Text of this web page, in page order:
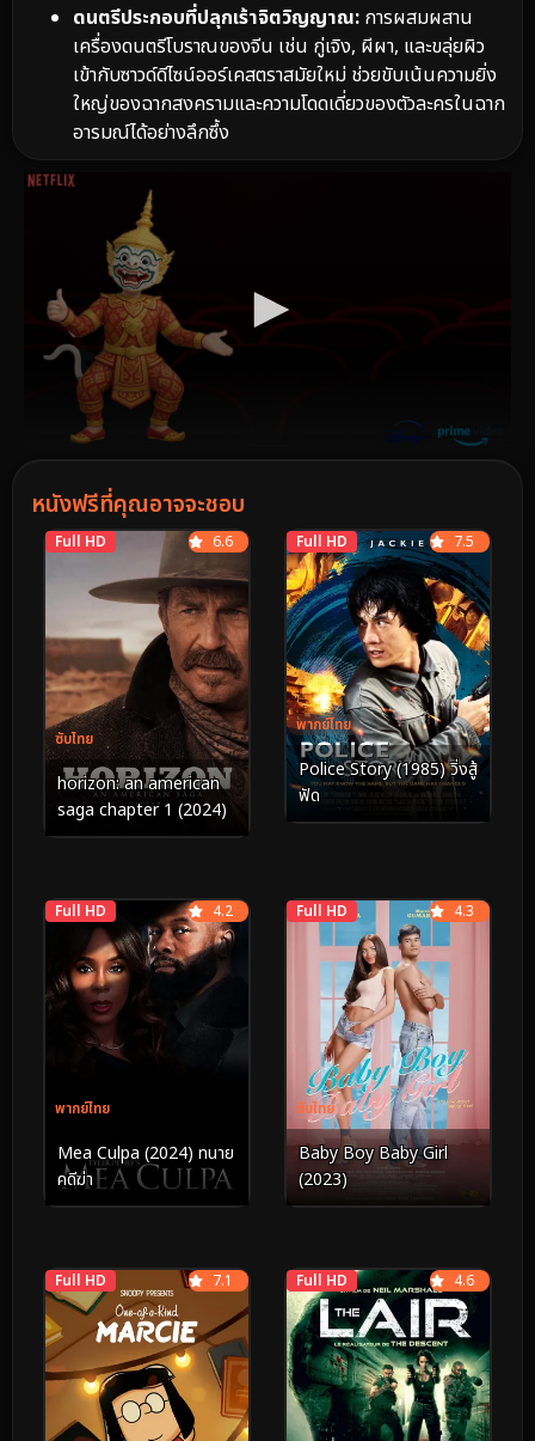
ดนตรีประกอบที่ปลุกเร้าจิตวิญญาณ: การผสมผสาน
เครื่องดนตรีโบราณของจีน เช่น กู่เจิง, ผีผา, และขลุ่ยผิว
เข้ากับซาวด์ดีไซน์ออร์เคสตราสมัยใหม่ ช่วยขับเน้นความยิ่ง
ใหญ่ของฉากสงครามและความโดดเดี่ยวของตัวละครในฉาก
อารมณ์ได้อย่างลึกซึ้ง
หนังฟรีที่คุณอาจจะชอบ
Full HD
ซับไทย
6.6
horizon: an american
saga chapter 1 (2024)
Full HD
พากย์ไทย
7.5
Police Story (1985) วิ่งสู้
ฟัด
Full HD
พากย์ไทย
4.2
Mea Culpa (2024) ทนาย
คดีฆ่า
Full HD
ซับไทย
4.3
Baby Boy Baby Girl
(2023)
Full HD 7.1 Full HD 4.6